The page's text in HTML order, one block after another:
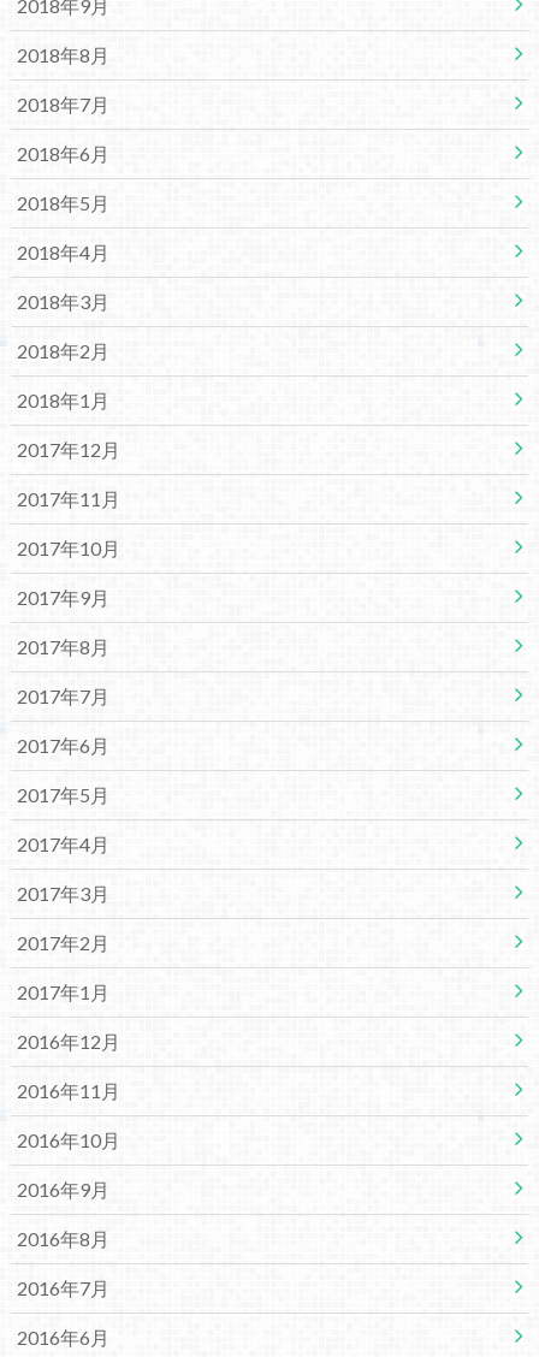
2018年9月
2018年8月
2018年7月
2018年6月
2018年5月
2018年4月
2018年3月
2018年2月
2018年1月
2017年12月
2017年11月
2017年10月
2017年9月
2017年8月
2017年7月
2017年6月
2017年5月
2017年4月
2017年3月
2017年2月
2017年1月
2016年12月
2016年11月
2016年10月
2016年9月
2016年8月
2016年7月
2016年6月